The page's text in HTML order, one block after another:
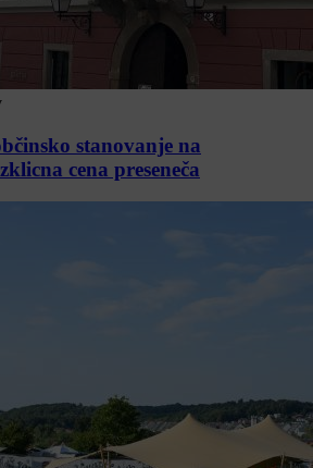
stanovanje na
cena preseneča